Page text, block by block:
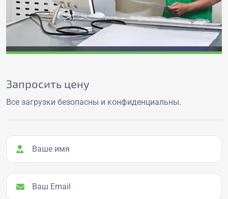
Запросить цену
Все загрузки безопасны и конфиденциальны.
Ваше имя
Ваш Email